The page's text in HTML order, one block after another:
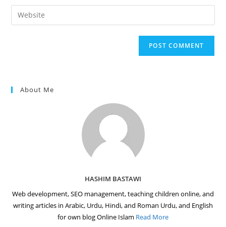
comment
email
address
Enter
your
About Me
HASHIM BASTAWI
Web development, SEO management, teaching children online, and
writing articles in Arabic, Urdu, Hindi, and Roman Urdu, and English
for own blog Online Islam Read More